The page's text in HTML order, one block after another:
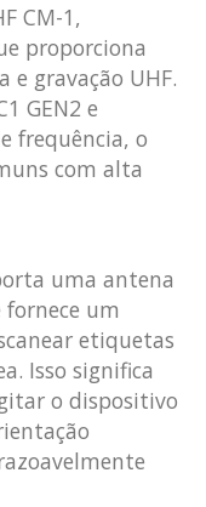
CM-1,
proporciona
gravação UHF.
GEN2 e
frequência, o
com alta
uma antena
um
etiquetas
Isso significa
o dispositivo